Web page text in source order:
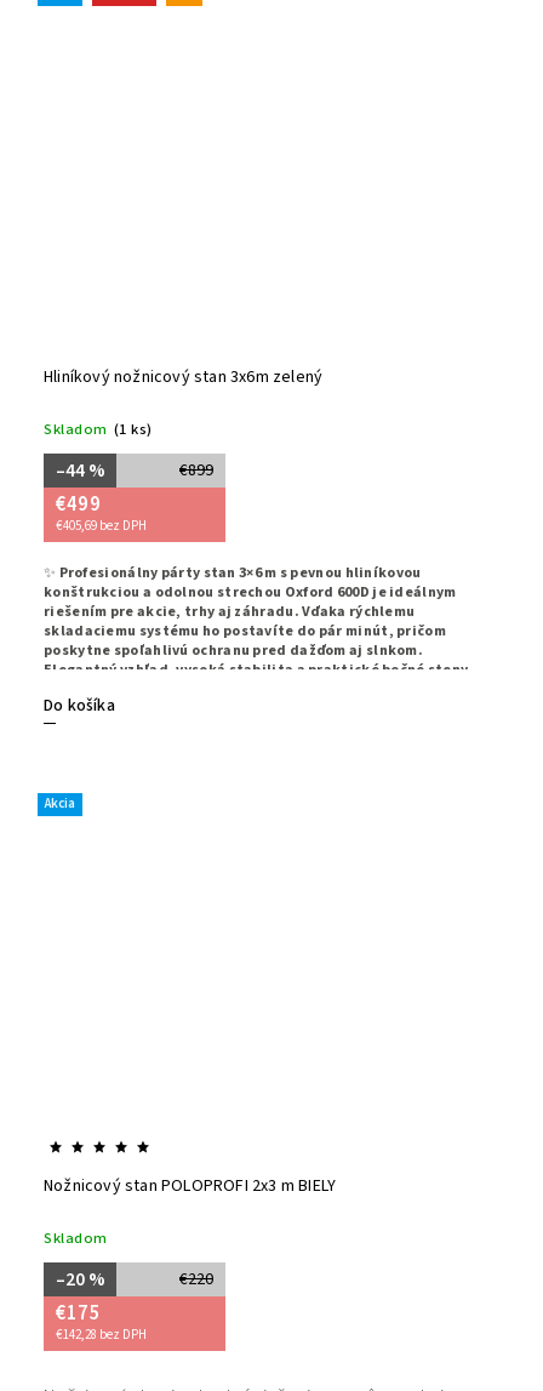
Hliníkový nožnicový stan 3x6m zelený
Skladom (1 ks)
€899
–44 %
€499
€405,69 bez DPH
Do košíka
✨ Profesionálny párty stan 3×6 m s pevnou hliníkovou
konštrukciou a odolnou strechou Oxford 600D je ideálnym
riešením pre akcie, trhy aj záhradu. Vďaka rýchlemu
skladaciemu systému ho postavíte do pár minút, pričom
poskytne spoľahlivú ochranu pred dažďom aj slnkom.
Elegantný vzhľad, vysoká stabilita a praktické bočné steny
Akcia
Nožnicový stan POLOPROFI 2x3 m BIELY
Skladom
€220
–20 %
€175
€142,28 bez DPH